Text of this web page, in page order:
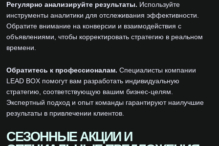
Регулярно анализируйте результаты. Используйте
инструменты аналитики для отслеживания эффективности.
Обратите внимание на конверсии и взаимодействия с
объявлениями, чтобы корректировать стратегию в реальном
времени.
Обратитесь к профессионалам. Специалисты компании
LEAD BOX помогут вам разработать индивидуальную
стратегию, соответствующую вашим бизнес-целям.
Экспертный подход и опыт команды гарантируют наилучшие
результаты в привлечении клиентов.
СЕЗОННЫЕ АКЦИИ И